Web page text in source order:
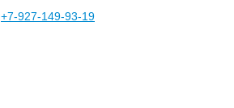
+7-927-149-93-19